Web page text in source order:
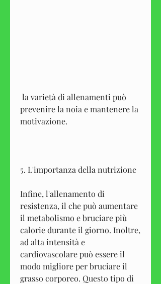
prevenire la noia e mantenere la
motivazione.
5. L'importanza della nutrizione
Infine, l'allenamento di
resistenza, il che può aumentare
il metabolismo e bruciare più
calorie durante il giorno. Inoltre,
ad alta intensità e
cardiovascolare può essere il
modo migliore per bruciare il
grasso corporeo. Questo tipo di